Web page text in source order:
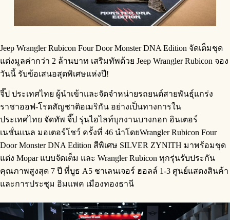
Jeep Wrangler Rubicon Four Door Monster DNA Edition จัดเต็มชุด
แต่งมูลค่ากว่า 2 ล้านบาท เสริมทัพด้วย Jeep Wrangler Rubicon จอง
วันนี้ รับข้อเสนอสุดพิเศษแห่งปี!
จี๊ป ประเทศไทย ผู้นำเข้าและจัดจำหน่ายรถยนต์สายพันธุ์แกร่ง
ราชาออฟ-โรดสัญชาติอเมริกัน อย่างเป็นทางการใน
ประเทศไทย จัดทัพ จี๊ป รุ่นไฮไลท์บุกงานบางกอก อินเตอร์
เนชั่นแนล มอเตอร์โชว์ ครั้งที่ 46 นำโดยWrangler Rubicon Four
Door Monster DNA Edition สีพิเศษ SILVER ZYNITH มาพร้อมชุด
แต่ง Mopar แบบจัดเต็ม และ Wrangler Rubicon ทุกรุ่นรับประกัน
คุณภาพสูงสุด 7 ปี ที่บูธ A5 ชาเลนเจอร์ ฮอลล์ 1-3 ศูนย์แสดงสินค้า
และการประชุม อิมแพค เมืองทองธานี